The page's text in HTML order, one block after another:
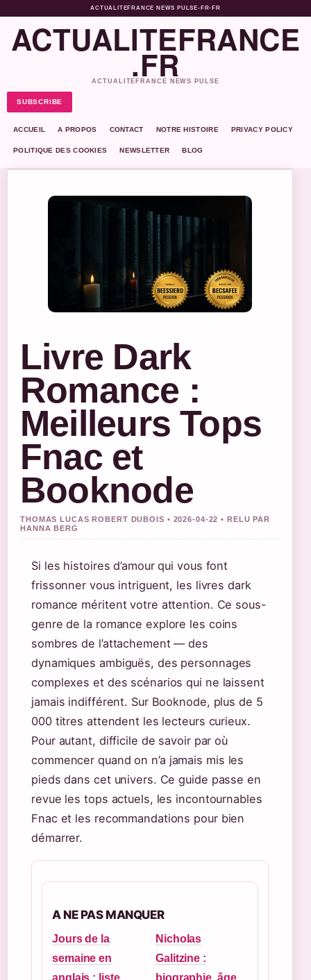
ACTUALITEFRANCE NEWS PULSE• FR-FR
ACTUALITEFRANCE
.FR
ACTUALITEFRANCE NEWS PULSE
SUBSCRIBE
ACCUEIL A PROPOS CONTACT NOTRE HISTOIRE PRIVACY POLICY
POLITIQUE DES COOKIES NEWSLETTER BLOG
Livre Dark
Romance :
Meilleurs Tops
Fnac et
Booknode
THOMAS LUCAS ROBERT DUBOIS • 2026-04-22 • RELU PAR
HANNA BERG
Si les histoires d’amour qui vous font
frissonner vous intriguent, les livres dark
romance méritent votre attention. Ce sous-
genre de la romance explore les coins
sombres de l’attachement — des
dynamiques ambiguës, des personnages
complexes et des scénarios qui ne laissent
jamais indifférent. Sur Booknode, plus de 5
000 titres attendent les lecteurs curieux.
Pour autant, difficile de savoir par où
commencer quand on n’a jamais mis les
pieds dans cet univers. Ce guide passe en
revue les tops actuels, les incontournables
Fnac et les recommandations pour bien
démarrer.
A NE PAS MANQUER
Jours de la
semaine en
anglais : liste,
Nicholas
Galitzine :
biographie, âge,